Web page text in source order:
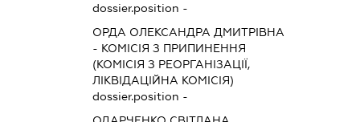
dossier.position -
ОРДА ОЛЕКСАНДРА ДМИТРІВНА
- КОМІСІЯ З ПРИПИНЕННЯ
(КОМІСІЯ З РЕОРГАНІЗАЦІЇ,
ЛІКВІДАЦІЙНА КОМІСІЯ)
dossier.position -